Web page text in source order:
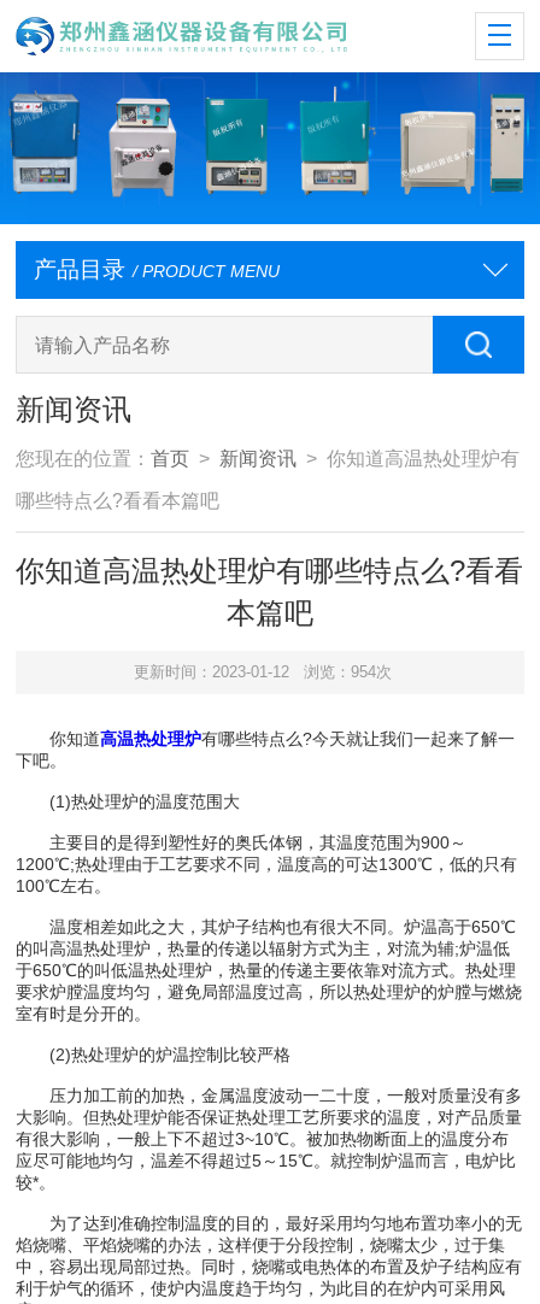
产品目录 / PRODUCT MENU
新闻资讯
您现在的位置：首页 > 新闻资讯 > 你知道高温热处理炉有
哪些特点么?看看本篇吧
你知道高温热处理炉有哪些特点么?看看
本篇吧
更新时间：2023-01-12 浏览：954次
你知道高温热处理炉有哪些特点么?今天就让我们一起来了解一
下吧。
(1)热处理炉的温度范围大
主要目的是得到塑性好的奥氏体钢，其温度范围为900～
1200℃;热处理由于工艺要求不同，温度高的可达1300℃，低的只有
100℃左右。
温度相差如此之大，其炉子结构也有很大不同。炉温高于650℃
的叫高温热处理炉，热量的传递以辐射方式为主，对流为辅;炉温低
于650℃的叫低温热处理炉，热量的传递主要依靠对流方式。热处理
要求炉膛温度均匀，避免局部温度过高，所以热处理炉的炉膛与燃烧
室有时是分开的。
(2)热处理炉的炉温控制比较严格
压力加工前的加热，金属温度波动一二十度，一般对质量没有多
大影响。但热处理炉能否保证热处理工艺所要求的温度，对产品质量
有很大影响，一般上下不超过3~10℃。被加热物断面上的温度分布
应尽可能地均匀，温差不得超过5～15℃。就控制炉温而言，电炉比
较*。
为了达到准确控制温度的目的，最好采用均匀地布置功率小的无
焰烧嘴、平焰烧嘴的办法，这样便于分段控制，烧嘴太少，过于集
中，容易出现局部过热。同时，烧嘴或电热体的布置及炉子结构应有
利于炉气的循环，使炉内温度趋于均匀，为此目的在炉内可采用风